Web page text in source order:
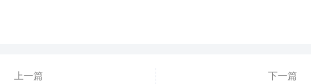
上一篇
下一篇